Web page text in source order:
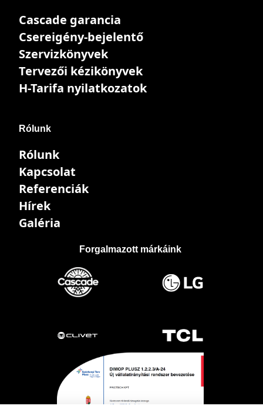
Cascade garancia
Csereigény-bejelentő
Szervizkönyvek
Tervezői kézikönyvek
H-Tarifa nyilatkozatok
Rólunk
Rólunk
Kapcsolat
Referenciák
Hírek
Galéria
Forgalmazott márkáink